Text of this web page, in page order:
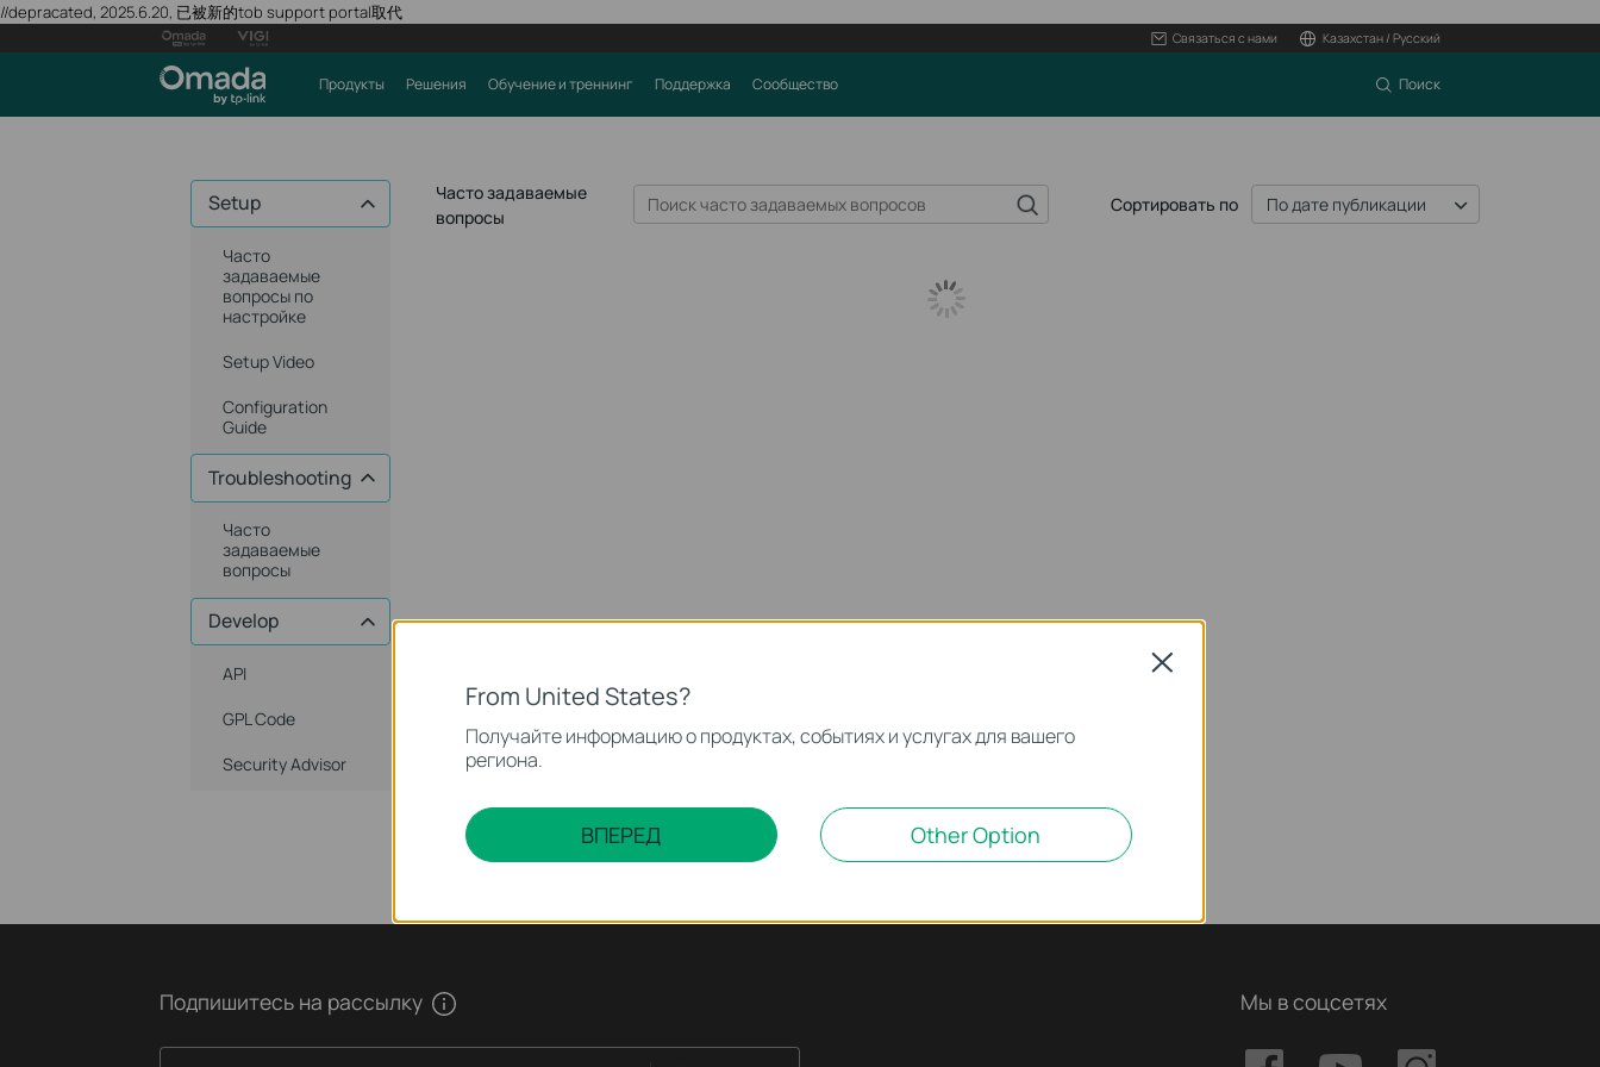
//depracated, 2025.6.20, 已被新的tob support portal取代
Связаться с нами Казахстан / Русский
Продукты Решения Обучение и треннинг Поддержка Сообщество Поиск
Setup
Часто
задаваемые
вопросы по
настройке
Setup Video
Configuration
Guide
Troubleshooting
Часто
задаваемые
вопросы
Develop
API
GPL Code
Security Advisor
Часто задаваемые
вопросы
Сортировать по По дате публикации
Подпишитесь на рассылку Мы в соцсетях
From United States?
Получайте информацию о продуктах, событиях и услугах для вашего
региона.
ВПЕРЕД Other Option
Close